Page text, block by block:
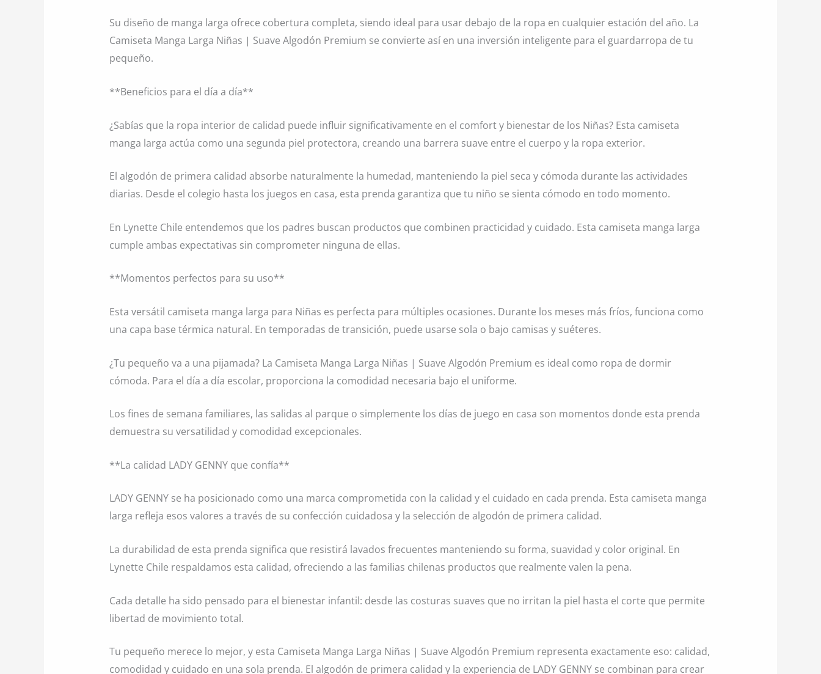
Su diseño de manga larga ofrece cobertura completa, siendo ideal para usar debajo de la ropa en cualquier estación del año. La
Camiseta Manga Larga Niñas | Suave Algodón Premium se convierte así en una inversión inteligente para el guardarropa de tu
pequeño.
**Beneficios para el día a día**
¿Sabías que la ropa interior de calidad puede influir significativamente en el comfort y bienestar de los Niñas? Esta camiseta
manga larga actúa como una segunda piel protectora, creando una barrera suave entre el cuerpo y la ropa exterior.
El algodón de primera calidad absorbe naturalmente la humedad, manteniendo la piel seca y cómoda durante las actividades
diarias. Desde el colegio hasta los juegos en casa, esta prenda garantiza que tu niño se sienta cómodo en todo momento.
En Lynette Chile entendemos que los padres buscan productos que combinen practicidad y cuidado. Esta camiseta manga larga
cumple ambas expectativas sin comprometer ninguna de ellas.
**Momentos perfectos para su uso**
Esta versátil camiseta manga larga para Niñas es perfecta para múltiples ocasiones. Durante los meses más fríos, funciona como
una capa base térmica natural. En temporadas de transición, puede usarse sola o bajo camisas y suéteres.
¿Tu pequeño va a una pijamada? La Camiseta Manga Larga Niñas | Suave Algodón Premium es ideal como ropa de dormir
cómoda. Para el día a día escolar, proporciona la comodidad necesaria bajo el uniforme.
Los fines de semana familiares, las salidas al parque o simplemente los días de juego en casa son momentos donde esta prenda
demuestra su versatilidad y comodidad excepcionales.
**La calidad LADY GENNY que confía**
LADY GENNY se ha posicionado como una marca comprometida con la calidad y el cuidado en cada prenda. Esta camiseta manga
larga refleja esos valores a través de su confección cuidadosa y la selección de algodón de primera calidad.
La durabilidad de esta prenda significa que resistirá lavados frecuentes manteniendo su forma, suavidad y color original. En
Lynette Chile respaldamos esta calidad, ofreciendo a las familias chilenas productos que realmente valen la pena.
Cada detalle ha sido pensado para el bienestar infantil: desde las costuras suaves que no irritan la piel hasta el corte que permite
libertad de movimiento total.
Tu pequeño merece lo mejor, y esta Camiseta Manga Larga Niñas | Suave Algodón Premium representa exactamente eso: calidad,
comodidad y cuidado en una sola prenda. El algodón de primera calidad y la experiencia de LADY GENNY se combinan para crear